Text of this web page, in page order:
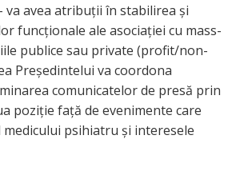
va avea atribuții în stabilirea și
funcționale ale asociației cu mass-
publice sau private (profit/non-
Președintelui va coordona
comunicatelor de presă prin
poziție față de evenimente care
psihiatru și interesele